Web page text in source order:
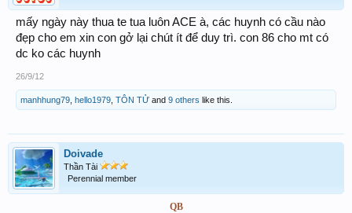
mấy ngày này thua te tua luôn ACE à, các huynh có cầu nào
đẹp cho em xin con gở lại chút ít để duy trì. con 86 cho mt có
dc ko các huynh
26/9/12
manhhung79 hello1979 TÔN TỬ and 9 others like this.
Doivade
Thần Tài
Perennial member
QB